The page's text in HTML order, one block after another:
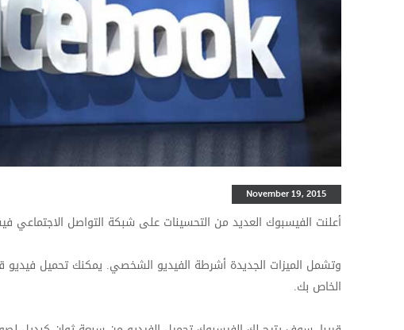
November 19, 2015
أعلنت الفيسبوك العديد من التحسينات على شبكة التواصل الاجتماعي
وتشمل الميزات الجديدة أشرطة الفيديو الشخصي. يمكنك تحميل
الخاص بك.